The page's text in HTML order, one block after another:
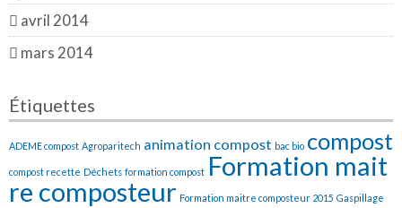
avril 2014
mars 2014
Étiquettes
ADEME compost Agroparitech animation compost bac bio compost
compost recette Déchets formation compost Formation mait
re composteur Formation maitre composteur 2015 Gaspillage